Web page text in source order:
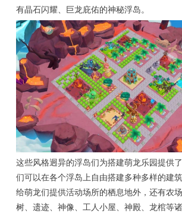
有晶石闪耀、巨龙庇佑的神秘浮岛。
这些风格迥异的浮岛们为搭建萌龙乐园提供
们可以在各个浮岛上自由搭建多种多样的建
给萌龙们提供活动场所的栖息地外，还有农
树、遗迹、神像、工人小屋、神殿、龙棺等